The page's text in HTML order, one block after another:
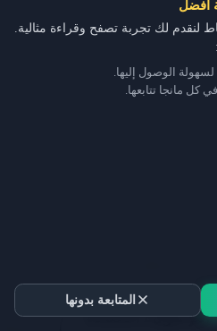
أفضل
لنقدم لك تجربة تصفح وقراءة مثالية.
الوصول إليها.
كل مانجا تتابعها.
المتابعة بدونها